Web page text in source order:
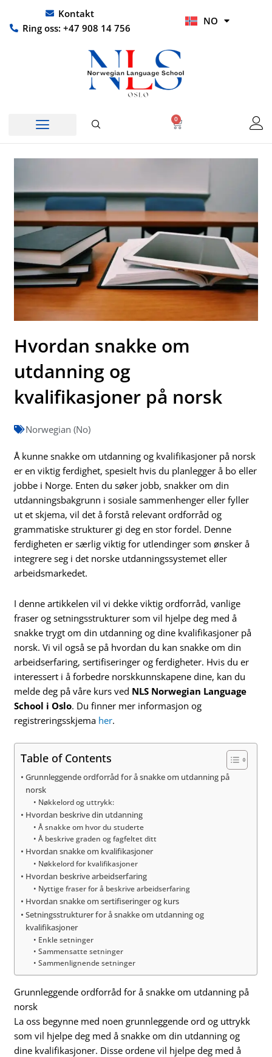
rett
Kontakt
Ring oss: +47 908 14 756
NO
HI
0
Handlekurv
Hvordan snakke om
utdanning og
kvalifikasjoner på norsk
Norwegian (No)
Å kunne snakke om utdanning og kvalifikasjoner på norsk
er en viktig ferdighet, spesielt hvis du planlegger å bo eller
jobbe i Norge. Enten du søker jobb, snakker om din
utdanningsbakgrunn i sosiale sammenhenger eller fyller
ut et skjema, vil det å forstå relevant ordforråd og
grammatiske strukturer gi deg en stor fordel. Denne
ferdigheten er særlig viktig for utlendinger som ønsker å
integrere seg i det norske utdanningssystemet eller
arbeidsmarkedet.
I denne artikkelen vil vi dekke viktig ordforråd, vanlige
fraser og setningsstrukturer som vil hjelpe deg med å
snakke trygt om din utdanning og dine kvalifikasjoner på
norsk. Vi vil også se på hvordan du kan snakke om din
arbeidserfaring, sertifiseringer og ferdigheter. Hvis du er
interessert i å forbedre norskkunnskapene dine, kan du
melde deg på våre kurs ved NLS Norwegian Language
School i Oslo. Du finner mer informasjon og
registreringsskjema her.
Table of Contents
Grunnleggende ordforråd for å snakke om utdanning på
norsk
Nøkkelord og uttrykk:
Hvordan beskrive din utdanning
Å snakke om hvor du studerte
Å beskrive graden og fagfeltet ditt
Hvordan snakke om kvalifikasjoner
Nøkkelord for kvalifikasjoner
Hvordan beskrive arbeidserfaring
Nyttige fraser for å beskrive arbeidserfaring
Hvordan snakke om sertifiseringer og kurs
Setningsstrukturer for å snakke om utdanning og
kvalifikasjoner
Enkle setninger
Sammensatte setninger
Sammenlignende setninger
Grunnleggende ordforråd for å snakke om utdanning på
norsk
La oss begynne med noen grunnleggende ord og uttrykk
som vil hjelpe deg med å snakke om din utdanning og
dine kvalifikasjoner. Disse ordene vil hjelpe deg med å